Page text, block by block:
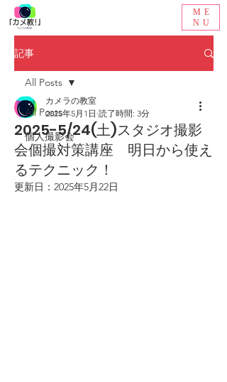
ME
NU
記事
All Posts
個人撮影会
All Posts
2025-5/24(土)スタジオ撮影
会個撮対策講座 明日から使え
るテクニック！
カメラの教室
2025年5月1日 読了時間: 3分
更新日： 2025年5月22日